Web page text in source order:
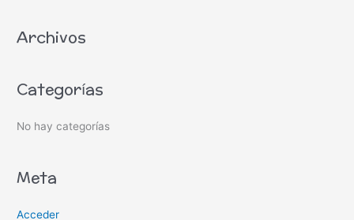
r
r
:
Archivos
Categorías
No hay categorías
Meta
Acceder